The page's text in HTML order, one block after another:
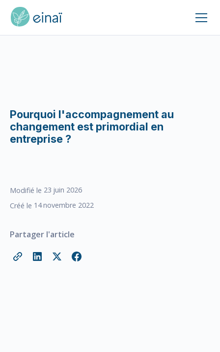
Pourquoi l'accompagnement au
changement est primordial en
entreprise ?
Modifié le 23 juin 2026
Créé le 14novembre 2022
Partager l'article